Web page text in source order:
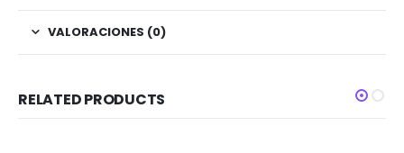
VALORACIONES (0)
RELATED PRODUCTS